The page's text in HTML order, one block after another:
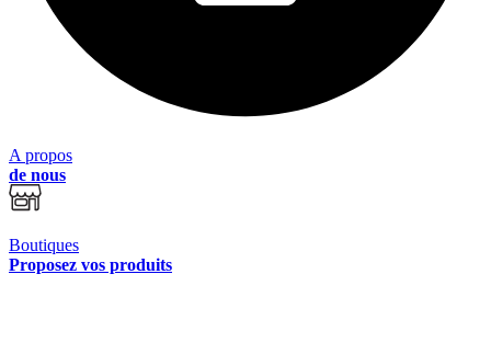
A propos
de nous
Boutiques
Proposez vos produits